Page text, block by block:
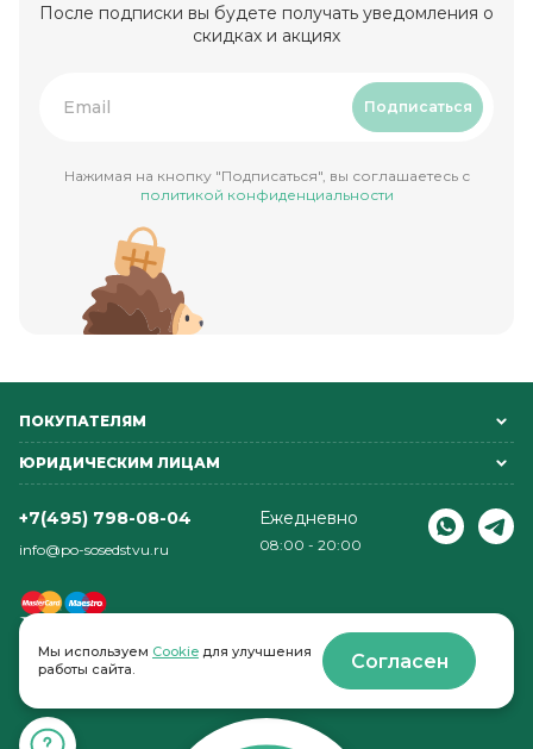
После подписки вы будете получать уведомления о
скидках и акциях
Подписаться
Нажимая на кнопку "Подписаться", вы соглашаетесь с
политикой конфиденциальности
ПОКУПАТЕЛЯМ
ЮРИДИЧЕСКИМ ЛИЦАМ
+7(495) 798-08-04
info@po-sosedstvu.ru
Ежедневно
08:00 - 20:00
© 2022-2026 . По соседству
Мы используем Cookie для улучшения
работы сайта.
Согласен